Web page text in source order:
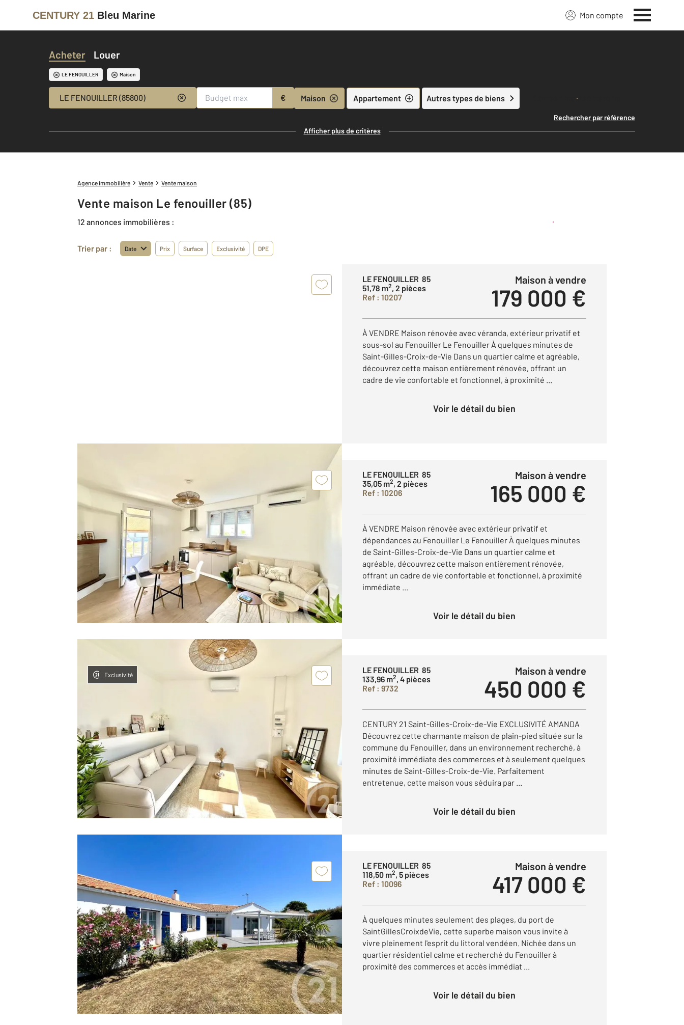
CENTURY 21 Bleu Marine Mon compte
Acheter Louer
LE FENOUILLER Maison
LE FENOUILLER (85800) € Maison Appartement Autres types de biens Lancer ma recherche
Rechercher par référence
Afficher plus de critères
Agence immobilière Vente Vente maison
Vente maison Le fenouiller (85)
12 annonces immobilières : Créer une alerte
Trier par : Date Prix Surface Exclusivité DPE
LE FENOUILLER 85
51,78 m2, 2 pièces
Ref : 10207
Maison à vendre
179 000 €
À VENDRE Maison rénovée avec véranda, extérieur privatif et
sous-sol au Fenouiller Le Fenouiller À quelques minutes de
Saint-Gilles-Croix-de-Vie Dans un quartier calme et agréable,
découvrez cette maison entièrement rénovée, offrant un
cadre de vie confortable et fonctionnel, à proximité ...
Voir le détail du bien
LE FENOUILLER 85
35,05 m2, 2 pièces
Ref : 10206
Maison à vendre
165 000 €
À VENDRE Maison rénovée avec extérieur privatif et
dépendances au Fenouiller Le Fenouiller À quelques minutes
de Saint-Gilles-Croix-de-Vie Dans un quartier calme et
agréable, découvrez cette maison entièrement rénovée,
offrant un cadre de vie confortable et fonctionnel, à proximité
immédiate ...
Voir le détail du bien
Exclusivité
LE FENOUILLER 85
133,96 m2, 4 pièces
Ref : 9732
Maison à vendre
450 000 €
CENTURY 21 Saint-Gilles-Croix-de-Vie EXCLUSIVITÉ AMANDA
Découvrez cette charmante maison de plain-pied située sur la
commune du Fenouiller, dans un environnement recherché, à
proximité immédiate des commerces et à seulement quelques
minutes de Saint-Gilles-Croix-de-Vie. Parfaitement
entretenue, cette maison vous séduira par ...
Voir le détail du bien
LE FENOUILLER 85
118,50 m2, 5 pièces
Ref : 10096
Maison à vendre
417 000 €
À quelques minutes seulement des plages, du port de
SaintGillesCroixdeVie, cette superbe maison vous invite à
vivre pleinement l'esprit du littoral vendéen. Nichée dans un
quartier résidentiel calme et recherché du Fenouiller à
proximité des commerces et accès immédiat ...
Voir le détail du bien